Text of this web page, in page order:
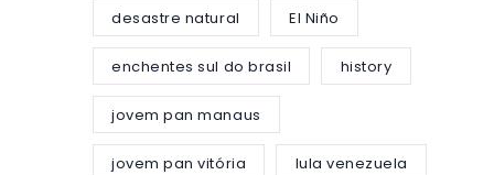
desastre natural El Niño
enchentes sul do brasil history
jovem pan manaus
jovem pan vitória lula venezuela